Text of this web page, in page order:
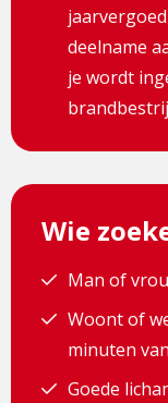
deelname
je wordt
Wie
Man of
Woont of
minuten
Goede